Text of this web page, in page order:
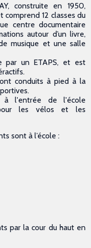
construite en 1950,
12 classes du
centre documentaire
autour d’un livre,
musique et une salle
par un ETAPS, et est
conduits à pied à la
à l'entrée de l'école
les vélos et les
sont à l’école :
par la cour du haut en